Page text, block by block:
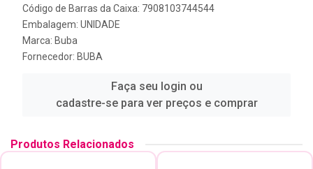
Código de Barras da Caixa: 7908103744544
Embalagem: UNIDADE
Marca: Buba
Fornecedor: BUBA
Faça seu login ou
cadastre-se para ver preços e comprar
Produtos Relacionados